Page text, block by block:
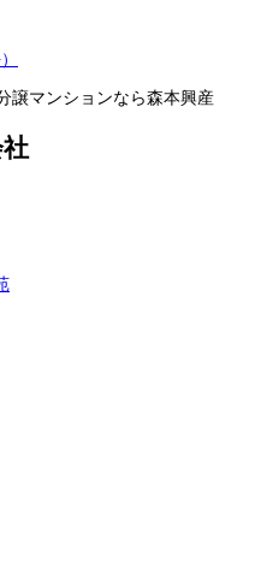
譲マンションなら森本興産